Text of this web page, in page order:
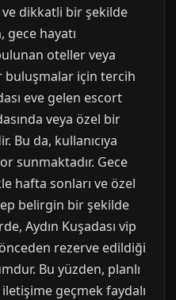
ve dikkatli bir şekilde
gece hayatı
oteller veya
buluşmalar için tercih
eve gelen escort
veya özel bir
Bu da, kullanıcıya
sunmaktadır. Gece
hafta sonları ve özel
belirgin bir şekilde
Aydın Kuşadası vip
rezerve edildiği
Bu yüzden, planlı
geçmek faydalı